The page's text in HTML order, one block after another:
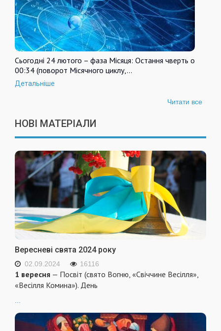
Сьогодні 24 лютого – фаза Місяця: Остання чверть о
00:34 (поворот Місячного циклу,…
Детальніше
Читати все
НОВІ МАТЕРІАЛИ
Вересневі свята 2024 року
02.09.2024 16116
1 вересня — Посвіт (свято Вогню, «Свіччине Весілля»,
«Весілля Комина»). День